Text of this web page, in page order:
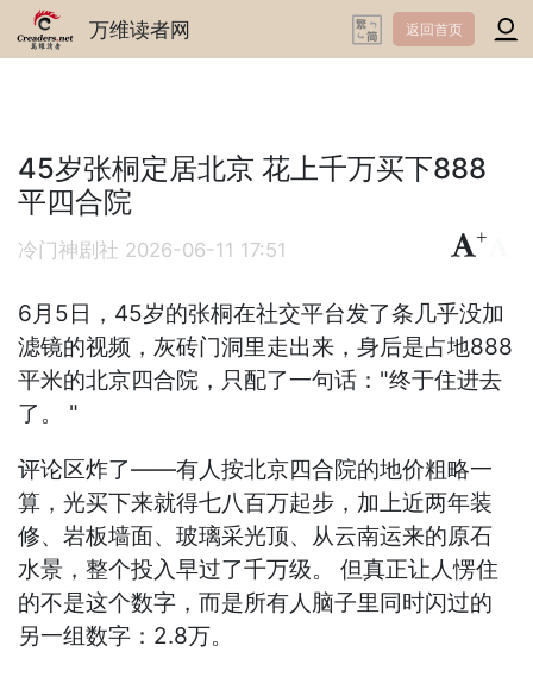
万维读者网 返回首页
45岁张桐定居北京 花上千万买下888
平四合院
冷门神剧社 2026-06-11 17:51
+
6月5日，45岁的张桐在社交平台发了条几乎没加
滤镜的视频，灰砖门洞里走出来，身后是占地888
平米的北京四合院，只配了一句话："终于住进去
了。 "
评论区炸了——有人按北京四合院的地价粗略一
算，光买下来就得七八百万起步，加上近两年装
修、岩板墙面、玻璃采光顶、从云南运来的原石
水景，整个投入早过了千万级。 但真正让人愣住
的不是这个数字，而是所有人脑子里同时闪过的
另一组数字：2.8万。